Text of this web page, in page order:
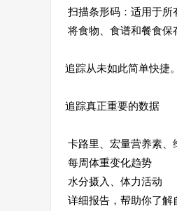
扫描条形码：适用于所
将食物、食谱和餐食
追踪从未如此简单快捷。
追踪真正重要的数据
卡路里、宏量营养素
每周体重变化趋势
水分摄入、体力活动
详细报告，帮助你了解